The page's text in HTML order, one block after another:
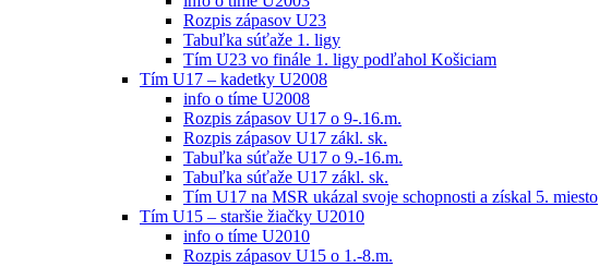
Rozpis zápasov U23
Tabuľka súťaže 1. ligy
Tím U23 vo finále 1. ligy podľahol Košiciam
Tím U17 – kadetky U2008
info o tíme U2008
Rozpis zápasov U17 o 9-.16.m.
Rozpis zápasov U17 zákl. sk.
Tabuľka súťaže U17 o 9.-16.m.
Tabuľka súťaže U17 zákl. sk.
Tím U17 na MSR ukázal svoje schopnosti a získal 5. miesto
Tím U15 – staršie žiačky U2010
info o tíme U2010
Rozpis zápasov U15 o 1.-8.m.